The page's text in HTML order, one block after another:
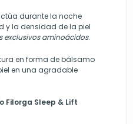
durante la noche
y la densidad de la piel
exclusivos aminoácidos.
en forma de bálsamo
en una agradable
Filorga Sleep & Lift